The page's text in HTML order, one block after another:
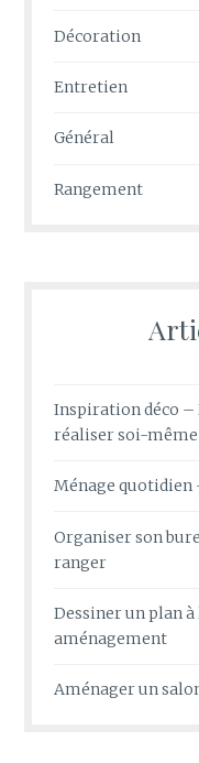
Décoration
Entretien
Général
Rangement
Inspiration déco –
réaliser soi-même
Ménage quotidien
Organiser son
ranger
Dessiner un plan
aménagement
Aménager un